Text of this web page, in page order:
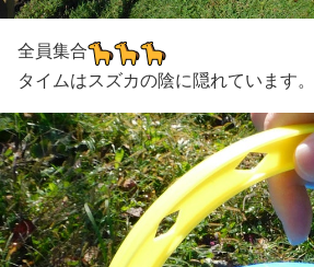
全員集合
タイムはスズカの陰に隠れています。